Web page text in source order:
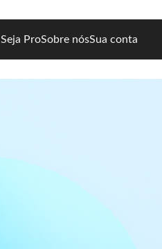
Seja ProSobre nósSua conta